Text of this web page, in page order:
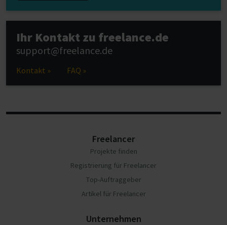
Ihr Kontakt zu freelance.de
support@freelance.de
Kontakt » FAQ »
Freelancer
Projekte finden
Registrierung für Freelancer
Top-Auftraggeber
Artikel für Freelancer
Unternehmen